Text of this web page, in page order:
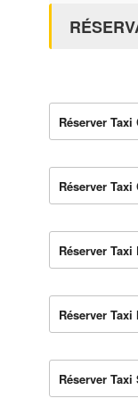
Réserver Taxi
Réserver
Réserver Taxi
Réserver
Réserver Taxi